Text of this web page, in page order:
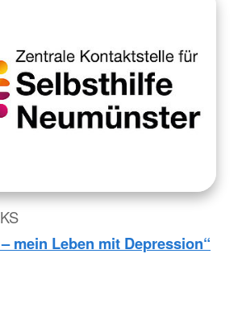
mein Leben mit Depression“